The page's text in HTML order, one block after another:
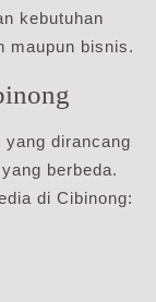
kebutuhan
maupun bisnis.
yang dirancang
berbeda.
di Cibinong: